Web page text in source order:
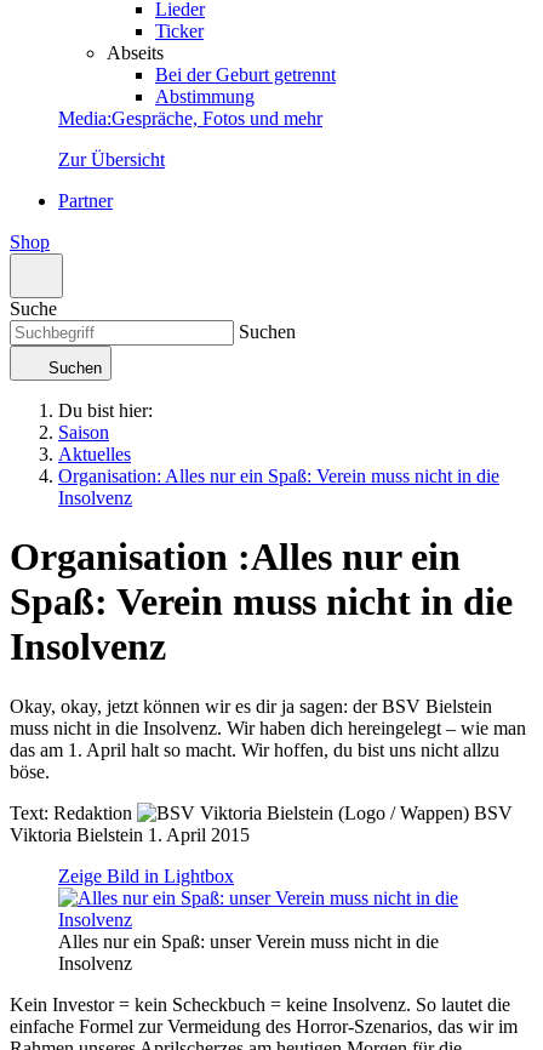
Lieder
Ticker
Abseits
Bei der Geburt getrennt
Abstimmung
Media:Gespräche, Fotos und mehr
Zur Übersicht
Partner
Shop
Suche
Suchen
Suchen
Du bist hier:
Saison
Aktuelles
Organisation: Alles nur ein Spaß: Verein muss nicht in die
Insolvenz
Organisation :Alles nur ein
Spaß: Verein muss nicht in die
Insolvenz
Okay, okay, jetzt können wir es dir ja sagen: der BSV Bielstein
muss nicht in die Insolvenz. Wir haben dich hereingelegt – wie man
das am 1. April halt so macht. Wir hoffen, du bist uns nicht allzu
böse.
Text: Redaktion
BSV
Viktoria Bielstein 1. April 2015
Zeige Bild in Lightbox
Alles nur ein Spaß: unser Verein muss nicht in die
Insolvenz
Kein Investor = kein Scheckbuch = keine Insolvenz. So lautet die
einfache Formel zur Vermeidung des Horror-Szenarios, das wir im